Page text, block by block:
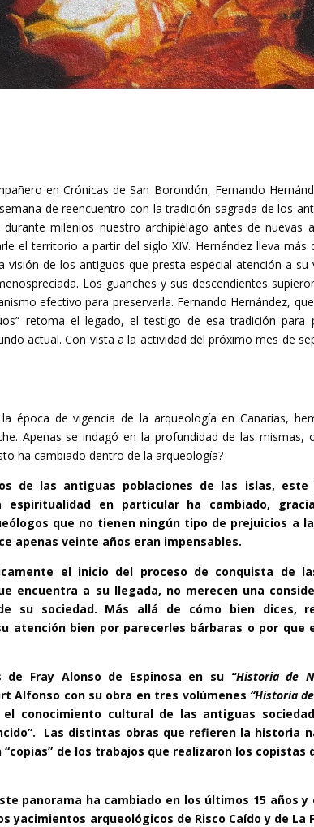
en Crónicas de San Borondón, Fernando
de reencuentro con la tradición sagrada de los
milenios nuestro archipiélago antes de nuevas
el territorio a partir del siglo XIV. Hernández lleva más
de los antiguos que presta especial atención a su
Los guanches y sus descendientes
efectivo para preservarla. Fernando Hernández,
retoma el legado, el testigo de esa tradición para
actual. Con vista a la actividad del próximo mes de
época de vigencia de la arqueología en Canarias,
Apenas se indagó en la profundidad de las mismas,
ha cambiado dentro de la arqueología?
de las antiguas poblaciones de las islas, este
en particular ha cambiado,
que no tienen ningún tipo de prejuicios a
apenas veinte años eran impensables.
el inicio del proceso de conquista de
encuentra a su llegada, no merecen una
su sociedad. Más allá de cómo bien dices,
atención bien por parecerles bárbaras o por que
Fray Alonso de Espinosa en su “Historia de
Alfonso con su obra en tres volúmenes “Historia
conocimiento cultural de las antiguas
Las distintas obras que refieren la historia
de los trabajos que realizaron los copistas
panorama ha cambiado en los últimos 15 años y
yacimientos arqueológicos de Risco Caído y de La